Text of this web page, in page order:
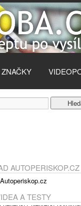
ZNAČKY
AUTOPERISKOP.CZ
A TESTY